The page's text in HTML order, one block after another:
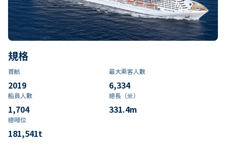
規格
首航
2019
最大乘客人數
6,334
船員人數
1,704
總長（米）
331.4m
總噸位
181,541t